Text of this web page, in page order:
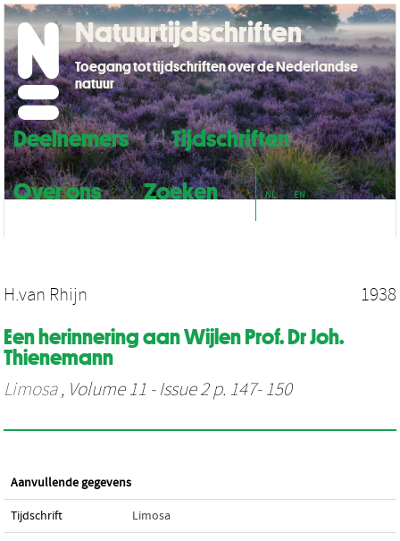
Deelnemers
Tijdschriften
Over ons
Zoeken NL EN
Natuurtijdschriften
Toegang tot tijdschriften over de Nederlandse
natuur
H.van Rhijn 1938
Een herinnering aan Wijlen Prof. Dr Joh.
Thienemann
Limosa, Volume 11 - Issue 2 p. 147- 150
Aanvullende gegevens
Tijdschrift Limosa